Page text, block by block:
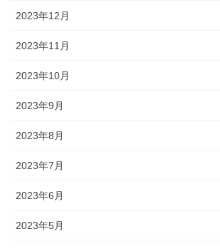
2023年12月
2023年11月
2023年10月
2023年9月
2023年8月
2023年7月
2023年6月
2023年5月